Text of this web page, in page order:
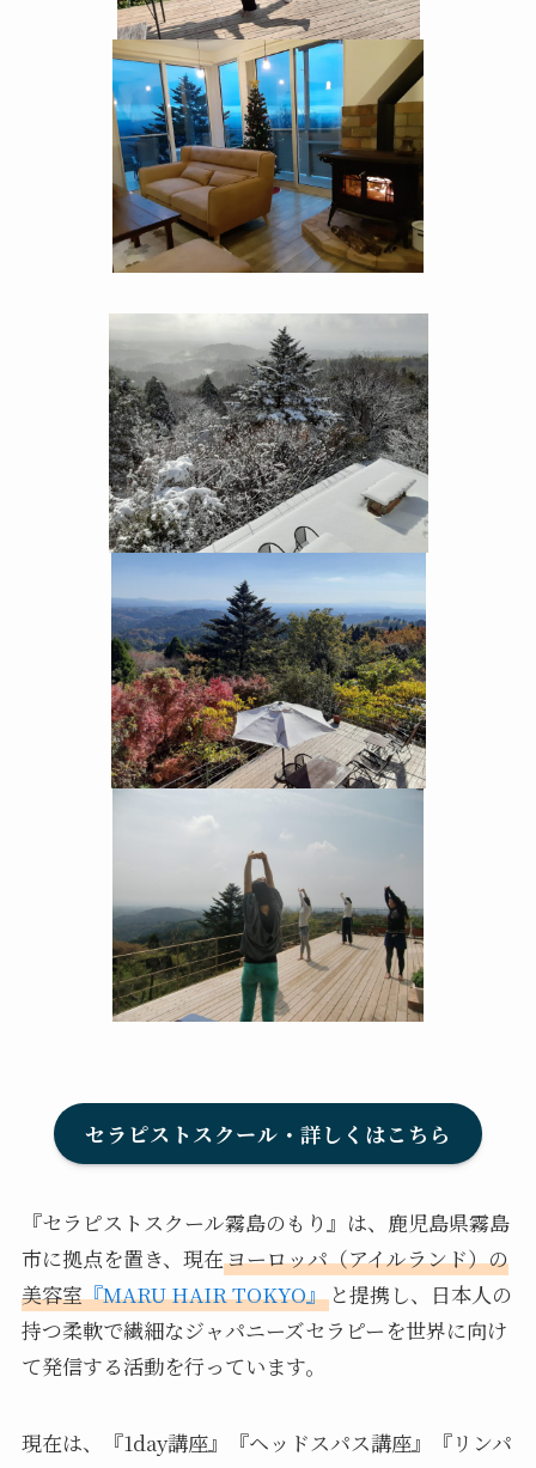
セラピストスクール・詳しくはこちら
『セラピストスクール霧島のもり』は、鹿児島県霧島
市に拠点を置き、現在ヨーロッパ（アイルランド）の
美容室『MARU HAIR TOKYO』と提携し、日本人の
持つ柔軟で繊細なジャパニーズセラピーを世界に向け
て発信する活動を行っています。
現在は、『1day講座』『ヘッドスパス講座』『リンパ